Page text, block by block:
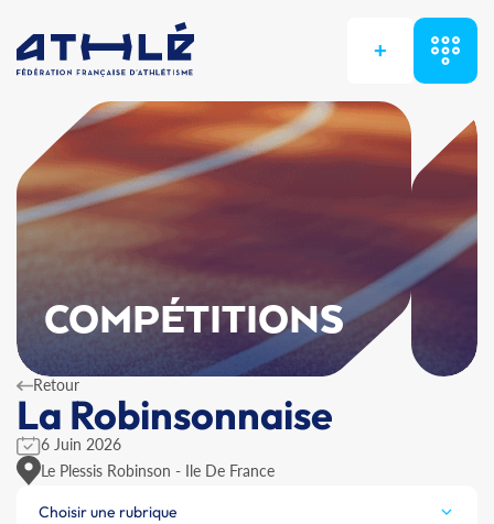
+
COMPÉTITIONS
Retour
La Robinsonnaise
6 Juin 2026
Le Plessis Robinson - Ile De France
Choisir une rubrique